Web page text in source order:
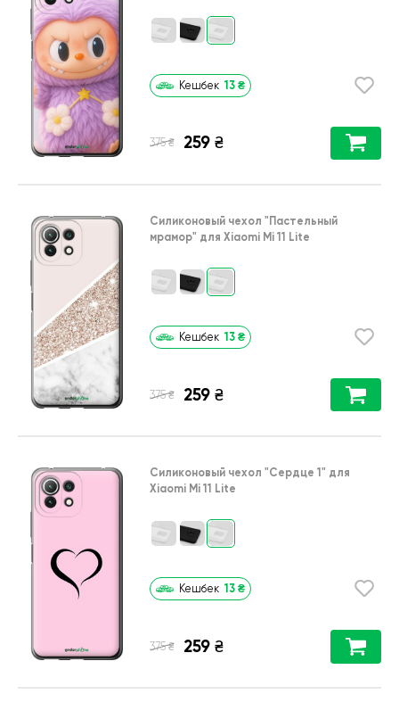
Кешбек 13 ₴
375 ₴ 259 ₴
Силиконовый чехол "Пастельный
мрамор" для Xiaomi Mi 11 Lite
Кешбек 13 ₴
375 ₴ 259 ₴
Силиконовый чехол "Сердце 1" для
Xiaomi Mi 11 Lite
Кешбек 13 ₴
375 ₴ 259 ₴